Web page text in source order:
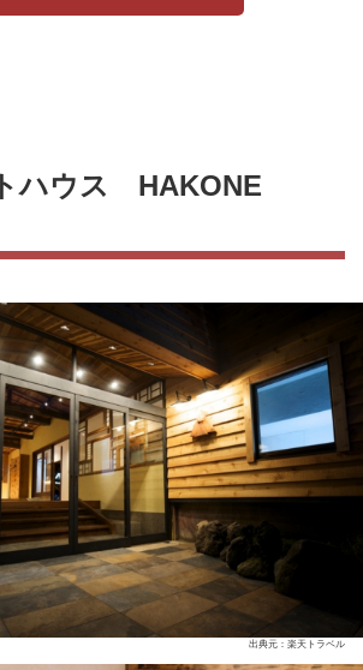
ハウス HAKONE
出典元：楽天トラベル